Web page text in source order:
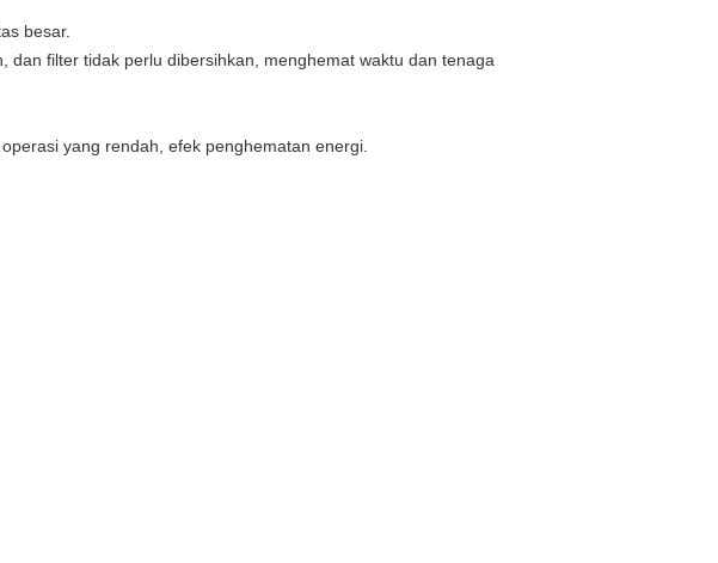
besar.
filter tidak perlu dibersihkan, menghemat waktu dan tenaga
yang rendah, efek penghematan energi.